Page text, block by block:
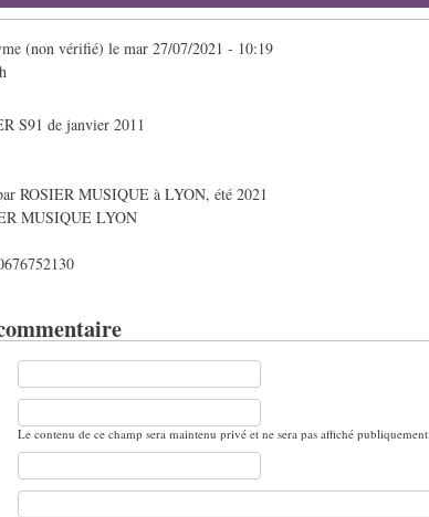
(non vérifié) lemar 27/07/2021 - 10:19
S91 de janvier 2011
ROSIER MUSIQUE à LYON, été 2021
MUSIQUE LYON
Le contenu de ce champ sera maintenu privé et ne sera pas affiché publiquement.